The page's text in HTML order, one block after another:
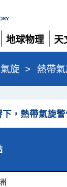
地球物理
展
開
天
展
開
旋 > 熱帶
熱帶氣旋警